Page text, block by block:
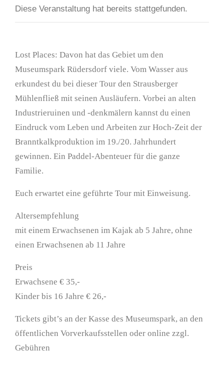
Diese Veranstaltung hat bereits stattgefunden.
Lost Places: Davon hat das Gebiet um den
Museumspark Rüdersdorf viele. Vom Wasser aus
erkundest du bei dieser Tour den Strausberger
Mühlenfließ mit seinen Ausläufern. Vorbei an alten
Industrieruinen und -denkmälern kannst du einen
Eindruck vom Leben und Arbeiten zur Hoch-Zeit der
Branntkalkproduktion im 19./20. Jahrhundert
gewinnen. Ein Paddel-Abenteuer für die ganze
Familie.
Euch erwartet eine geführte Tour mit Einweisung.
Altersempfehlung
mit einem Erwachsenen im Kajak ab 5 Jahre, ohne
einen Erwachsenen ab 11 Jahre
Preis
Erwachsene € 35,-
Kinder bis 16 Jahre € 26,-
Tickets gibt’s an der Kasse des Museumspark, an den
öffentlichen Vorverkaufsstellen oder online zzgl.
Gebühren